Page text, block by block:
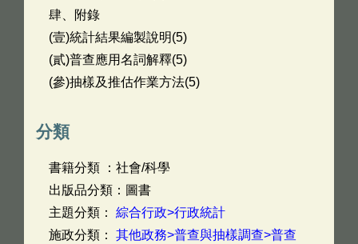
肆、附錄
(壹)統計結果編製說明(5)
(貳)普查應用名詞解釋(5)
(參)抽樣及推估作業方法(5)
分類
書籍分類 ：社會/科學
出版品分類：圖書
主題分類： 綜合行政>行政統計
施政分類： 其他政務>普查與抽樣調查>普查